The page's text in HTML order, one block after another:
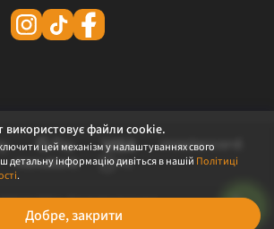
використовує файли cookie.
цей механізм у налаштуваннях свого
детальну інформацію дивіться в нашій Політиці
.
Добре, закрити
ALLMALL. Всі права захищені.
конфіденційності